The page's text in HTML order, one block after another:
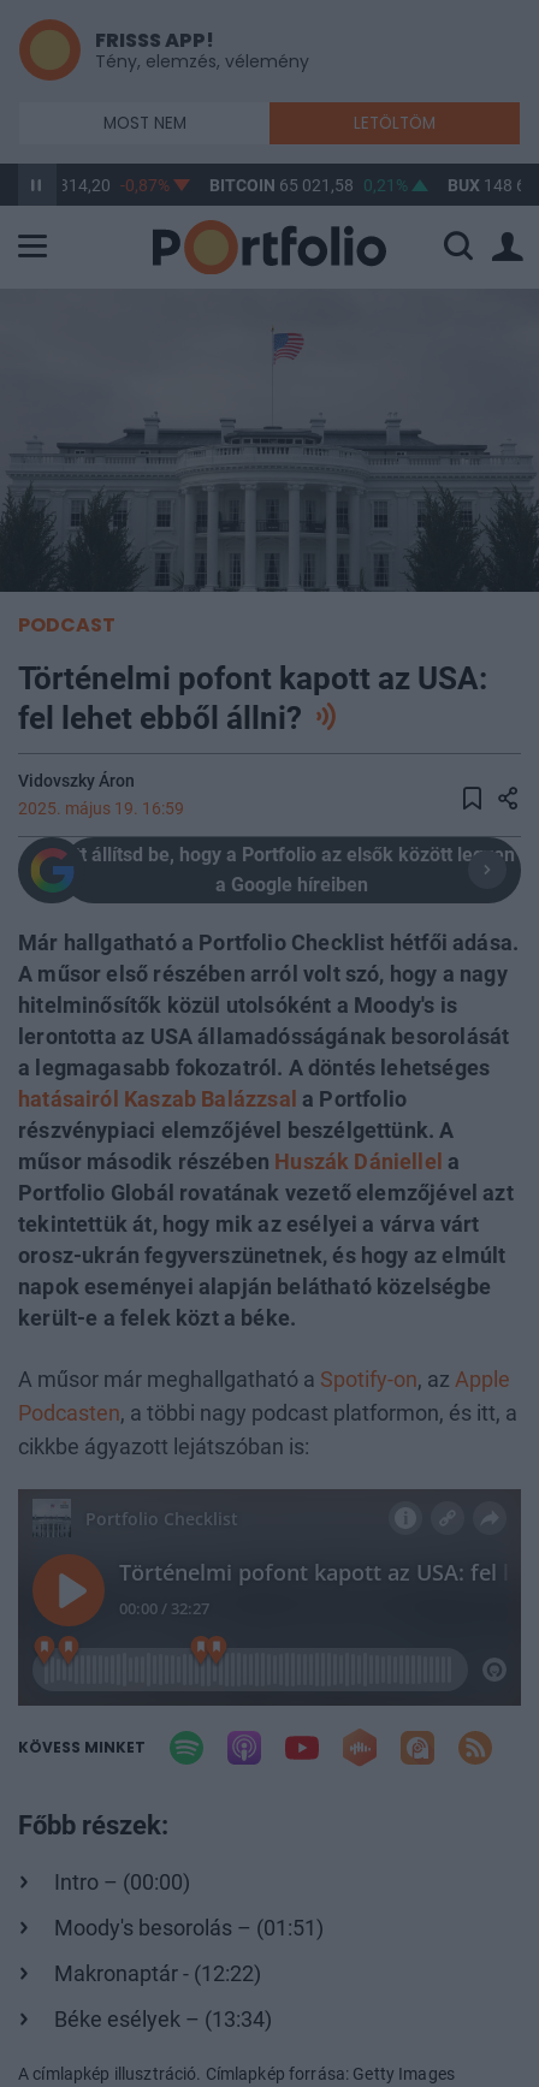
FRISSS APP!
Tény, elemzés, vélemény
MOST NEM LETÖLTÖM
-0,87% BITCOIN65 021,58 0,21% BUX148 632,55
PODCAST
Történelmi pofont kapott az USA:
fel lehet ebből állni?
Vidovszky Áron
2025. május 19. 16:59
Itt állítsd be, hogy a Portfolio az elsők között legyen
a Google híreiben
Már hallgatható a Portfolio Checklist hétfői adása.
A műsor első részében arról volt szó, hogy a nagy
hitelminősítők közül utolsóként a Moody's is
lerontotta az USA államadósságának besorolását
a legmagasabb fokozatról. A döntés lehetséges
hatásairól Kaszab Balázzsal a Portfolio
részvénypiaci elemzőjével beszélgettünk. A
műsor második részében Huszák Dániellel a
Portfolio Globál rovatának vezető elemzőjével azt
tekintettük át, hogy mik az esélyei a várva várt
orosz-ukrán fegyverszünetnek, és hogy az elmúlt
napok eseményei alapján belátható közelségbe
került-e a felek közt a béke.
A műsor már meghallgatható a Spotify-on, az Apple
Podcasten, a többi nagy podcast platformon, és itt, a
cikkbe ágyazott lejátszóban is:
KÖVESS MINKET
Főbb részek:
Intro – (00:00)
Moody's besorolás – (01:51)
Makronaptár - (12:22)
Béke esélyek – (13:34)
A címlapkép illusztráció. Címlapkép forrása: Getty Images